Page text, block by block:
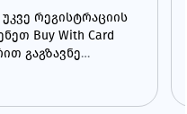
რეგისტრაციის
Buy With Card
გაგზავნე